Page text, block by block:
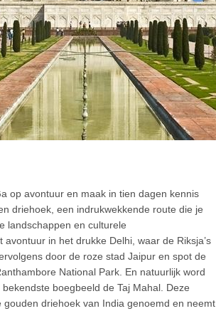
op avontuur en maak in tien dagen kennis
driehoek, een indrukwekkende route die je
landschappen en culturele
in het drukke Delhi, waar de Riksja’s
door de roze stad Jaipur en spot de
National Park. En natuurlijk word
boegbeeld de Taj Mahal. Deze
driehoek van India genoemd en neemt